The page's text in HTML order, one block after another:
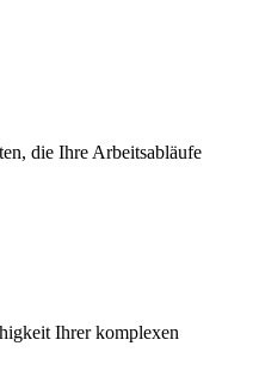
die Ihre Arbeitsabläufe
Ihrer komplexen